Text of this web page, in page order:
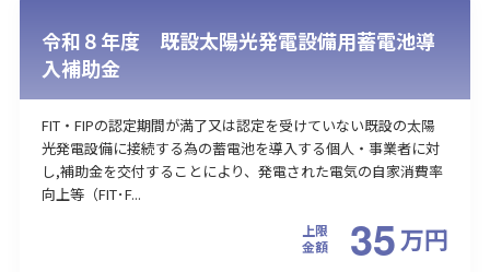
令和８年度 既設太陽光発電設備用蓄電池導
入補助金
FIT・FIPの認定期間が満了又は認定を受けていない既設の太陽
光発電設備に接続する為の蓄電池を導入する個人・事業者に対
し,補助金を交付することにより、発電された電気の自家消費率
向上等（FIT･F...
上限
金額
35万円